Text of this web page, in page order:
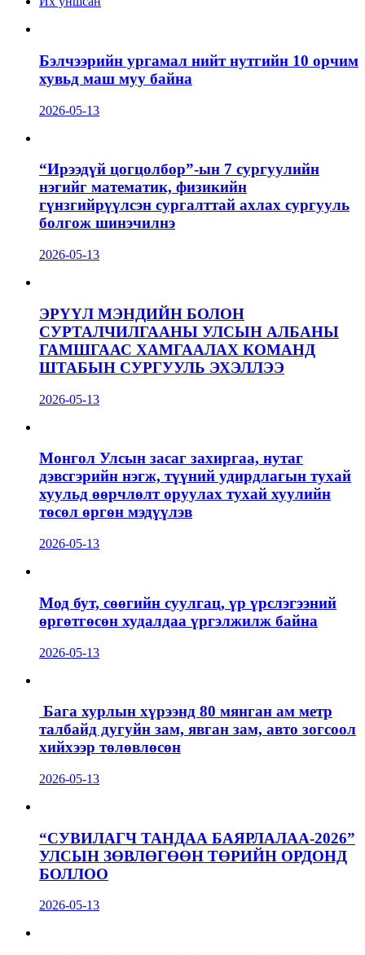
Бэлчээрийн ургамал нийт нутгийн 10 орчим
хувьд маш муу байна
2026-05-13
“Ирээдүй цогцолбор”-ын 7 сургуулийн
нэгийг математик, физикийн
гүнзгийрүүлсэн сургалттай ахлах сургууль
болгож шинэчилнэ
2026-05-13
ЭРҮҮЛ МЭНДИЙН БОЛОН
СУРТАЛЧИЛГААНЫ УЛСЫН АЛБАНЫ
ГАМШГААС ХАМГААЛАХ КОМАНД
ШТАБЫН СУРГУУЛЬ ЭХЭЛЛЭЭ
2026-05-13
Монгол Улсын засаг захиргаа, нутаг
дэвсгэрийн нэгж, түүний удирдлагын тухай
хуульд өөрчлөлт оруулах тухай хуулийн
төсөл өргөн мэдүүлэв
2026-05-13
Мод бут, сөөгийн суулгац, үр үрслэгээний
өргөтгөсөн худалдаа үргэлжилж байна
2026-05-13
Бага хурлын хүрээнд 80 мянган ам метр
талбайд дугуйн зам, явган зам, авто зогсоол
хийхээр төлөвлөсөн
2026-05-13
“СУВИЛАГЧ ТАНДАА БАЯРЛАЛАА-2026”
УЛСЫН ЗӨВЛӨГӨӨН ТӨРИЙН ОРДОНД
БОЛЛОО
2026-05-13